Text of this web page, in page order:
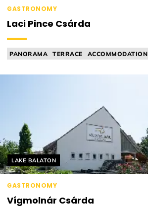
GASTRONOMY
Laci Pince Csárda
PANORAMA TERRACE ACCOMMODATION
Helyszín címkék:
LAKE BALATON
GASTRONOMY
Vígmolnár Csárda